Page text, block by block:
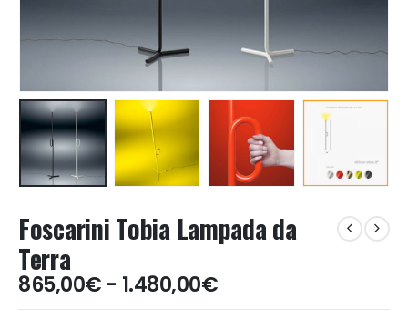
Foscarini Tobia Lampada da
Terra
865,00€ - 1.480,00€Fascia
di